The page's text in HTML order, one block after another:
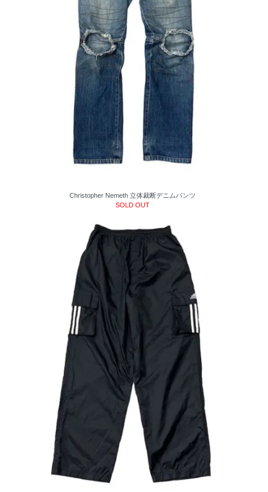
Christopher Nemeth 立体裁断デニムパンツ
SOLD OUT